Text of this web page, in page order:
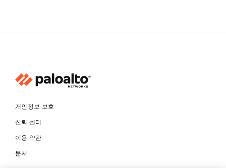
개인정보 보호
신뢰 센터
이용 약관
문서